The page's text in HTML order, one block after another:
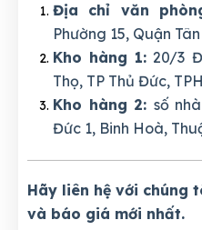
Địa chỉ văn
Phường 15, Quận
Kho hàng 1: 20/3
Thọ, TP Thủ Đức,
Kho hàng 2: số
Đức 1, Binh Hoà,
Hãy liên hệ với chúng
và báo giá mới nhất.